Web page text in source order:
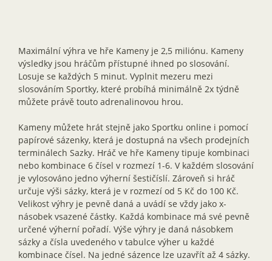
Maximální výhra ve hře Kameny je 2,5 miliónu. Kameny
výsledky jsou hráčům přístupné ihned po slosování.
Losuje se každých 5 minut. Vyplnit mezeru mezi
slosováním Sportky, které probíhá minimálně 2x týdně
můžete právě touto adrenalinovou hrou.
Kameny můžete hrát stejně jako Sportku online i pomocí
papírové sázenky, která je dostupná na všech prodejních
terminálech Sazky. Hráč ve hře Kameny tipuje kombinaci
nebo kombinace 6 čísel v rozmezí 1-6. V každém slosování
je vylosováno jedno výherní šestičíslí. Zároveň si hráč
určuje výši sázky, která je v rozmezí od 5 Kč do 100 Kč.
Velikost výhry je pevně daná a uvádí se vždy jako x-
násobek vsazené částky. Každá kombinace má své pevně
určené výherní pořadí. Výše výhry je daná násobkem
sázky a čísla uvedeného v tabulce výher u každé
kombinace čísel. Na jedné sázence lze uzavřít až 4 sázky.